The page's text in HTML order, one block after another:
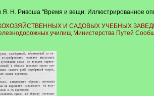
Я. Н. Ривоша "Время и вещи: Иллюстрированное
И САДОВЫХ УЧЕБНЫХ
училищ Министерства Путей